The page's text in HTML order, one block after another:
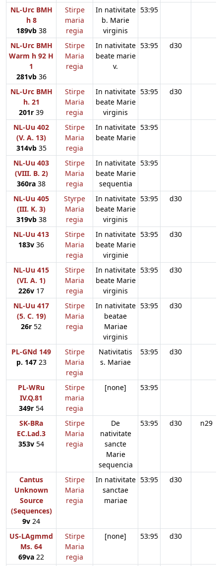
NL-Urc BMH
h 8
189vb38
Stirpe
maria
regia
In nativitate
b. Marie
virginis
53:95
NL-Urc BMH
Warm h 92 H
1
281vb36
Stirpe
Maria
regia
In nativitate
beate marie
v.
53:95 d30
NL-Urc BMH
h. 21
201r 39
Stirpe
Maria
regia
In nativitate
beate Marie
virginis
53:95 d30
NL-Uu 402
(V. A. 13)
314vb35
Stirpe
Maria
regia
In nativitate
beate Marie
53:95
NL-Uu 403
(VIII. B. 2)
360ra 38
Stirpe
Maria
regia
In nativitate
beate Marie
sequentia
53:95
NL-Uu 405
(III. K. 3)
319vb38
Styrpe
Maria
regia
In nativitate
beate Marie
virginis
53:95 d30
NL-Uu 413
183v 36
Stirpe
Maria
regia
In nativitate
beate Marie
virginie
53:95 d30
NL-Uu 415
(VI. A. 1)
226v 17
Stirpe
Maria
regia
In nativitate
beate Marie
virginis
53:95 d30
NL-Uu 417
(5. C. 19)
26r 52
Stirpe
Maria
regia
In nativitate
beatae
Mariae
virginis
53:95 d30
PL-GNd 149
p. 14723
Stirpe
Maria
regia
Nativitatis
s. Mariae
53:95 d30
PL-WRu
IV.Q.81
349r 54
Stirpe
maria
regia
[none] 53:95
SK-BRa
EC.Lad.3
353v 54
Stirpe
Maria
regia
De
nativitate
sancte
Marie
sequencia
53:95 d30 n29
Cantus
Unknown
Source
(Sequences)
9v 24
Stirpe
Maria
regia
In nativitate
sanctae
mariae
53:95 d30
US-LAgmmd
Ms. 64
69va 22
Stirpe
Maria
regia
[none] 53:95 d30